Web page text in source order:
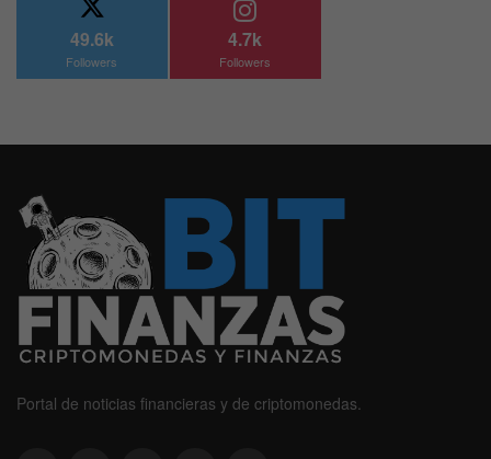
49.6k
Followers
4.7k
Followers
Portal de noticias financieras y de criptomonedas.